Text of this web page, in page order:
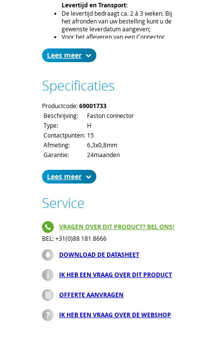
Levertijd en Transport:
De levertijd bedraagt ca. 2 á 3 weken. Bij
het afronden van uw bestelling kunt u de
gewenste leverdatum aangeven;
Voor het afleveren van een Connector
verzendkosten.
Lees
Specificaties
Productcode:69001733
Beschrijving:
Faston connector
Type:
H
Contactpunten: 15
Afmeting:
6,3x0,8mm
Garantie:
24maanden
Lees
Service
VRAGEN OVER DIT PRODUCT? BEL ONS!
BEL: +31(0)88 181 8666
DOWNLOAD DE DATASHEET
IK HEB EEN VRAAG OVER DIT PRODUCT
OFFERTE AANVRAGEN
IK HEB EEN VRAAG OVER DE WEBSHOP